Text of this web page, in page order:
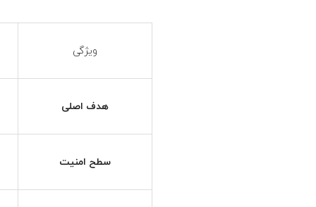
ویژگی
هدف اصلی
سطح امنیت